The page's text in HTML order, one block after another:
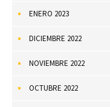
ENERO 2023
DICIEMBRE 2022
NOVIEMBRE 2022
OCTUBRE 2022